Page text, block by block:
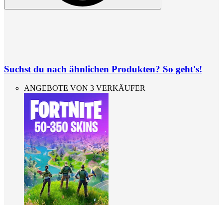
Suchst du nach ähnlichen Produkten? So geht's!
ANGEBOTE VON 3 VERKÄUFER